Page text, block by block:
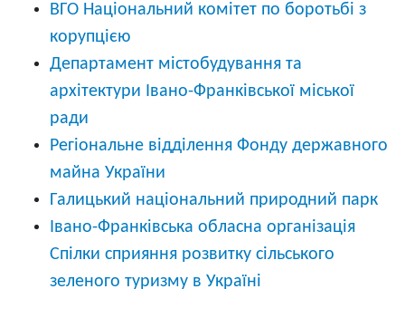
ВГО Національний комітет по боротьбі з
корупцією
Департамент містобудування та
архітектури Івано-Франківської міської
ради
Регіональне відділення Фонду державного
майна України
Галицький національний природний парк
Івано-Франківська обласна організація
Спілки сприяння розвитку сільського
зеленого туризму в Україні